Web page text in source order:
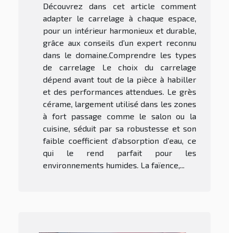
Découvrez dans cet article comment
adapter le carrelage à chaque espace,
pour un intérieur harmonieux et durable,
grâce aux conseils d’un expert reconnu
dans le domaine.Comprendre les types
de carrelage Le choix du carrelage
dépend avant tout de la pièce à habiller
et des performances attendues. Le grès
cérame, largement utilisé dans les zones
à fort passage comme le salon ou la
cuisine, séduit par sa robustesse et son
faible coefficient d’absorption d’eau, ce
qui le rend parfait pour les
environnements humides. La faïence,...